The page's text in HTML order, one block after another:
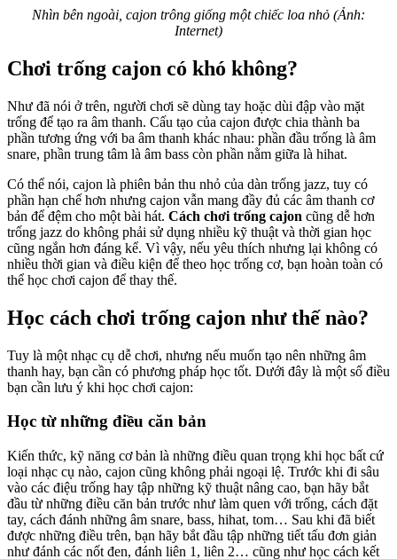
Nhìn bên ngoài, cajon trông giống một chiếc loa nhỏ (Ảnh:
Internet)
Chơi trống cajon có khó không?
Như đã nói ở trên, người chơi sẽ dùng tay hoặc dùi đập vào mặt
trống để tạo ra âm thanh. Cấu tạo của cajon được chia thành ba
phần tương ứng với ba âm thanh khác nhau: phần đầu trống là âm
snare, phần trung tâm là âm bass còn phần nằm giữa là hihat.
Có thể nói, cajon là phiên bản thu nhỏ của dàn trống jazz, tuy có
phần hạn chế hơn nhưng cajon vẫn mang đầy đủ các âm thanh cơ
bản để đệm cho một bài hát. Cách chơi trống cajon cũng dễ hơn
trống jazz do không phải sử dụng nhiều kỹ thuật và thời gian học
cũng ngắn hơn đáng kể. Vì vậy, nếu yêu thích nhưng lại không có
nhiều thời gian và điều kiện để theo học trống cơ, bạn hoàn toàn có
thể học chơi cajon để thay thế.
Học cách chơi trống cajon như thế nào?
Tuy là một nhạc cụ dễ chơi, nhưng nếu muốn tạo nên những âm
thanh hay, bạn cần có phương pháp học tốt. Dưới đây là một số điều
bạn cần lưu ý khi học chơi cajon:
Học từ những điều căn bản
Kiến thức, kỹ năng cơ bản là những điều quan trọng khi học bất cứ
loại nhạc cụ nào, cajon cũng không phải ngoại lệ. Trước khi đi sâu
vào các điệu trống hay tập những kỹ thuật nâng cao, bạn hãy bắt
đầu từ những điều căn bản trước như làm quen với trống, cách đặt
tay, cách đánh những âm snare, bass, hihat, tom… Sau khi đã biết
được những điều trên, bạn hãy bắt đầu tập những tiết tấu đơn giản
như đánh các nốt đen, đánh liên 1, liên 2… cũng như học cách kết